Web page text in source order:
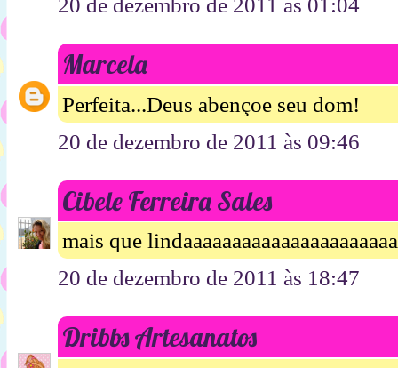
20 de dezembro de 2011 às 01:04
Marcela
Perfeita...Deus abençoe seu dom!
20 de dezembro de 2011 às 09:46
Cibele Ferreira Sales
mais que
20 de dezembro de 2011 às 18:47
Dribbs Artesanatos